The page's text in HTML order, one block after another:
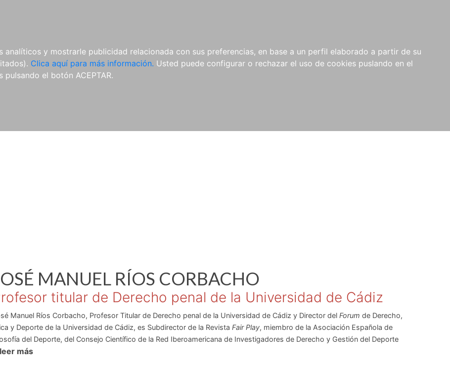
y mostrarle publicidad relacionada con sus preferencias, en base a un perfil elaborado a partir de su
Clica aquí para más información. Usted puede configurar o rechazar el uso de cookies puslando en el
pulsando el botón ACEPTAR.
E-BOOKS
LibrosAutoresColecciones
MANUEL RÍOS CORBACHO
titular de Derecho penal de la Universidad de Cádiz
Manuel Ríos Corbacho, Profesor Titular de Derecho penal de la Universidad de Cádiz y Director del Forum de Derecho,
y Deporte de la Universidad de Cádiz, es Subdirector de la Revista Fair Play, miembro de la Asociación Española de
del Deporte, del Consejo Científico de la Red Iberoamericana de Investigadores de Derecho y Gestión del Deporte
las Asociaciones Española y Andaluza de Derecho Deportivo. Colaborador e Investigador de la Cátedra de Estudios e
más